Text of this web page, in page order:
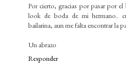
Por cierto, gracias por pasar por
look de boda de mi hermano..
bailarina, aun me falta encontrar la
Un abrazo
Responder